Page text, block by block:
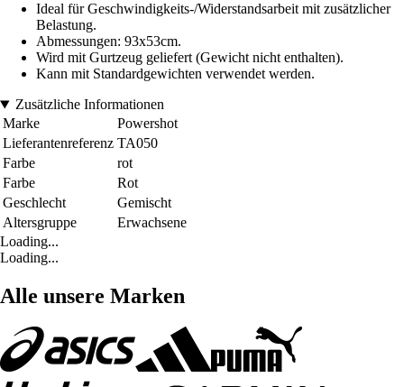
Ideal für Geschwindigkeits-/Widerstandsarbeit mit zusätzlicher
Belastung.
Abmessungen: 93x53cm.
Wird mit Gurtzeug geliefert (Gewicht nicht enthalten).
Kann mit Standardgewichten verwendet werden.
Zusätzliche Informationen
Marke
Powershot
Lieferantenreferenz TA050
Farbe
rot
Farbe
Rot
Geschlecht
Gemischt
Altersgruppe
Erwachsene
Loading...
Loading...
Alle unsere Marken